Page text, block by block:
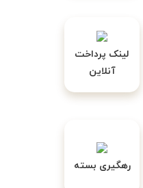
لینک پرداخت
آنلاین
رهگیری بسته